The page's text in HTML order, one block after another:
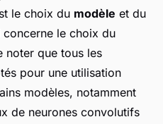
le choix du modèle et du
le choix du
noter que tous les
pour une utilisation
modèles, notamment
de neurones convolutifs